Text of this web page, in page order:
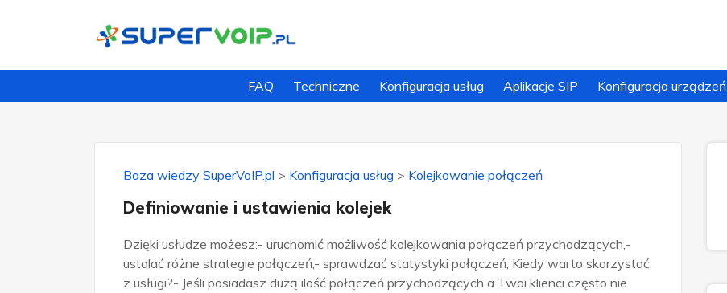
FAQ Techniczne Konfiguracja usług Aplikacje SIP Konfiguracja urządzeń
Baza wiedzy SuperVoIP.pl > Konfiguracja usług > Kolejkowanie połączeń
Definiowanie i ustawienia kolejek
Dzięki usłudze możesz:- uruchomić możliwość kolejkowania połączeń przychodzących,-
ustalać różne strategie połączeń,- sprawdzać statystyki połączeń, Kiedy warto skorzystać
z usługi?- Jeśli posiadasz dużą ilość połączeń przychodzących a Twoi klienci często nie